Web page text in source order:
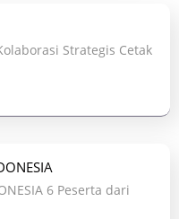
Strategis Cetak
6 Peserta dari